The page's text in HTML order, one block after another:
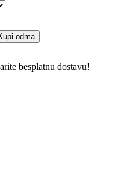
odma
besplatnu dostavu!